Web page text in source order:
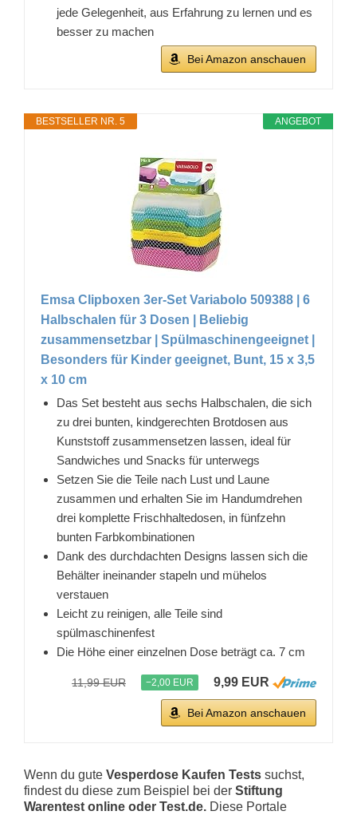
jede Gelegenheit, aus Erfahrung zu lernen und es
besser zu machen
Bei Amazon anschauen
ANGEBOT
BESTSELLER NR. 5
Emsa Clipboxen 3er-Set Variabolo 509388 | 6
Halbschalen für 3 Dosen | Beliebig
zusammensetzbar | Spülmaschinengeeignet |
Besonders für Kinder geeignet, Bunt, 15 x 3,5
x 10 cm
Das Set besteht aus sechs Halbschalen, die sich
zu drei bunten, kindgerechten Brotdosen aus
Kunststoff zusammensetzen lassen, ideal für
Sandwiches und Snacks für unterwegs
Setzen Sie die Teile nach Lust und Laune
zusammen und erhalten Sie im Handumdrehen
drei komplette Frischhaltedosen, in fünfzehn
bunten Farbkombinationen
Dank des durchdachten Designs lassen sich die
Behälter ineinander stapeln und mühelos
verstauen
Leicht zu reinigen, alle Teile sind
spülmaschinenfest
Die Höhe einer einzelnen Dose beträgt ca. 7 cm
11,99 EUR −2,00 EUR 9,99 EUR
Bei Amazon anschauen
Wenn du gute Vesperdose Kaufen Tests suchst,
findest du diese zum Beispiel bei der Stiftung
Warentest online oder Test.de. Diese Portale